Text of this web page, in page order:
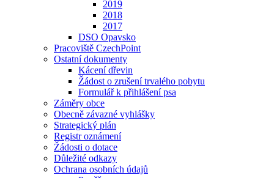
2019
2018
2017
DSO Opavsko
Pracoviště CzechPoint
Ostatní dokumenty
Kácení dřevin
Žádost o zrušení trvalého pobytu
Formulář k přihlášení psa
Záměry obce
Obecně závazné vyhlášky
Strategický plán
Registr oznámení
Žádosti o dotace
Důležité odkazy
Ochrana osobních údajů